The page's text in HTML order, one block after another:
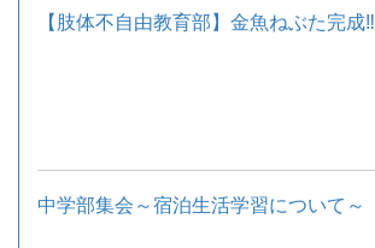
【肢体不自由教育部】金魚ねぶた完成‼
中学部集会～宿泊生活学習について～